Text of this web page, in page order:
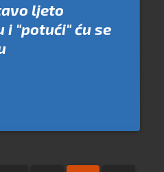
ljeto
i "potući" ću se